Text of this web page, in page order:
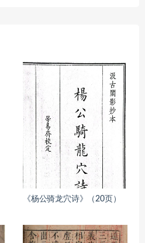
《杨公骑龙穴诗》（20页）